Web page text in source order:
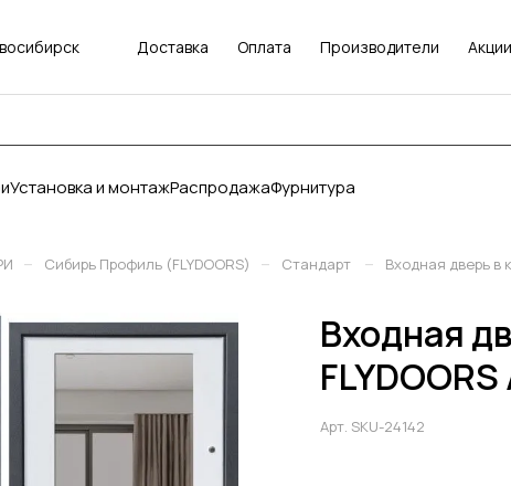
Доставка Оплата Производители Акции
Установка и монтажРаспродажаФурнитура
– Сибирь Профиль (FLYDOORS) – Стандарт – Входная дверь в
Входная
Арт. SKU-24142